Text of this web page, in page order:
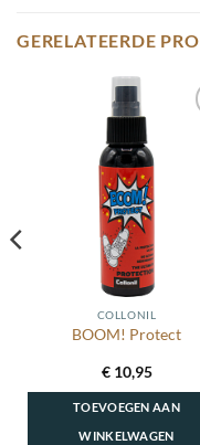
GERELATEERDE
COLLONIL
BOOM! Protect
€10,95
TOEVOEGEN AAN
WINKELWAGEN